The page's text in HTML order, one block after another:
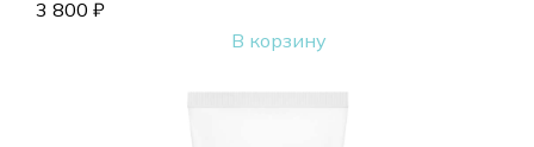
3 800 ₽
В корзину